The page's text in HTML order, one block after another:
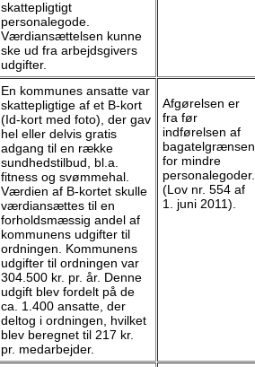
skattepligtigt
personalegode.
Værdiansættelsen kunne
ske ud fra arbejdsgivers
udgifter.
En kommunes ansatte var
skattepligtige af et B-kort
(Id-kort med foto), der gav
hel eller delvis gratis
adgang til en række
sundhedstilbud, bl.a.
fitness og svømmehal.
Værdien af B-kortet skulle
værdiansættes til en
forholdsmæssig andel af
kommunens udgifter til
ordningen. Kommunens
udgifter til ordningen var
304.500 kr. pr. år. Denne
udgift blev fordelt på de
ca. 1.400 ansatte, der
deltog i ordningen, hvilket
blev beregnet til 217 kr.
pr. medarbejder.
Afgørelsen er
fra før
indførelsen af
bagatelgrænsen
for mindre
personalegoder.
(Lov nr. 554 af
1. juni 2011).